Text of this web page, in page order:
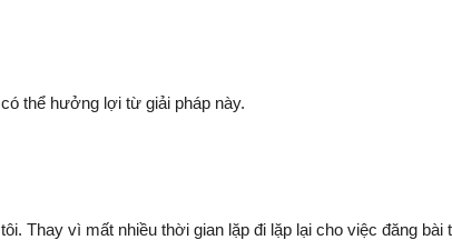
thể hưởng lợi từ giải pháp này.
Thay vì mất nhiều thời gian lặp đi lặp lại cho việc đăng bài